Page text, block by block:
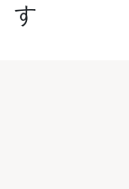
す